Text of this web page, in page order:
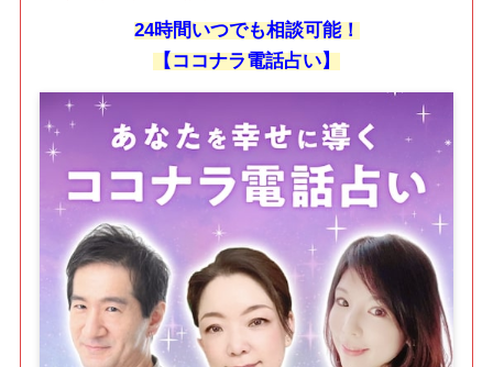
24時間いつでも相談可能！
【ココナラ電話占い】